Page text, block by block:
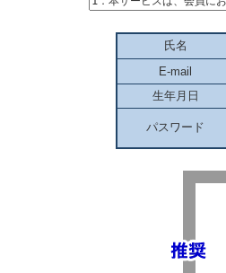
氏名
E-mail
生年月日
パスワード